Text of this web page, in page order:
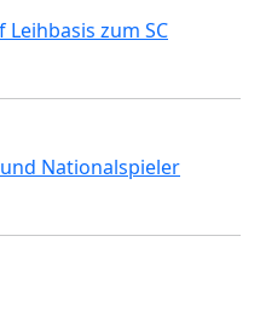
zum SC
Nationalspieler